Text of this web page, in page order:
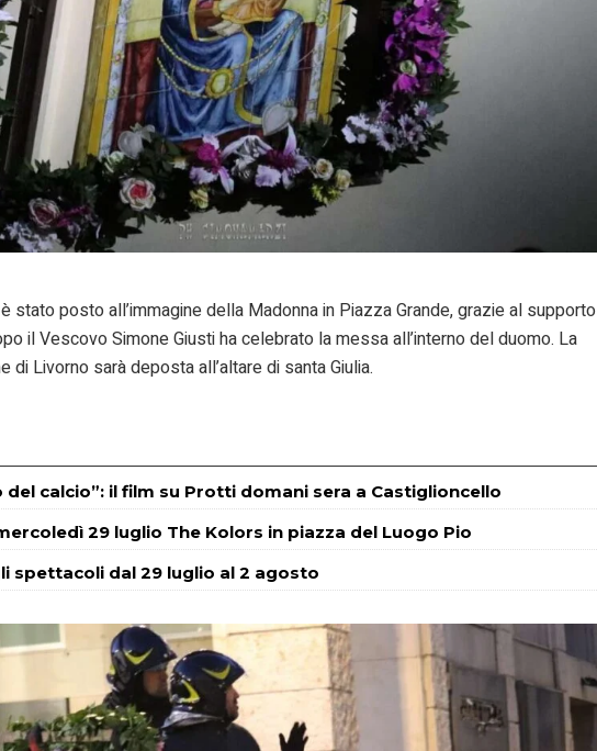
stato posto all’immagine della Madonna in Piazza Grande, grazie al supporto
il Vescovo Simone Giusti ha celebrato la messa all’interno del duomo. La
Livorno sarà deposta all’altare di santa Giulia.
del calcio”: il film su Protti domani sera a Castiglioncello
29 luglio The Kolors in piazza del Luogo Pio
spettacoli dal 29 luglio al 2 agosto